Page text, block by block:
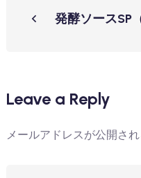
発酵ソースSP
Leave a Reply
メールアドレスが公開さ